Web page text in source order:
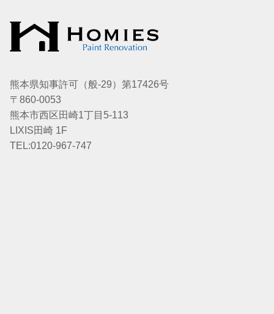
熊本県知事許可（般-29）第17426号
〒860-0053
熊本市西区田崎1丁目5-113
LIXIS田崎 1F
TEL:0120-967-747